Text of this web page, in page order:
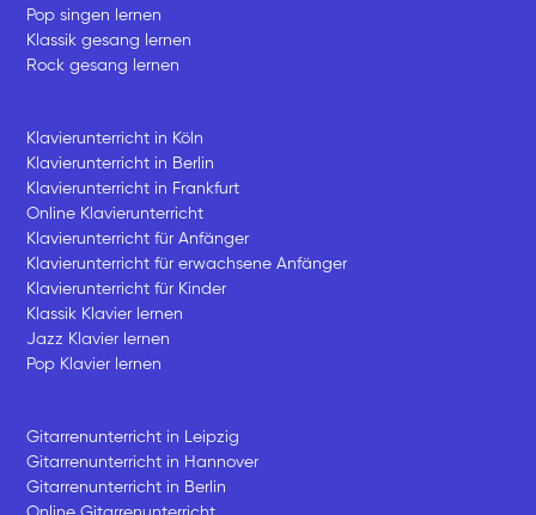
Pop singen lernen
Klassik gesang lernen
Rock gesang lernen
Klavierunterricht in Köln
Klavierunterricht in Berlin
Klavierunterricht in Frankfurt
Online Klavierunterricht
Klavierunterricht für Anfänger
Klavierunterricht für erwachsene Anfänger
Klavierunterricht für Kinder
Klassik Klavier lernen
Jazz Klavier lernen
Pop Klavier lernen
Gitarrenunterricht in Leipzig
Gitarrenunterricht in Hannover
Gitarrenunterricht in Berlin